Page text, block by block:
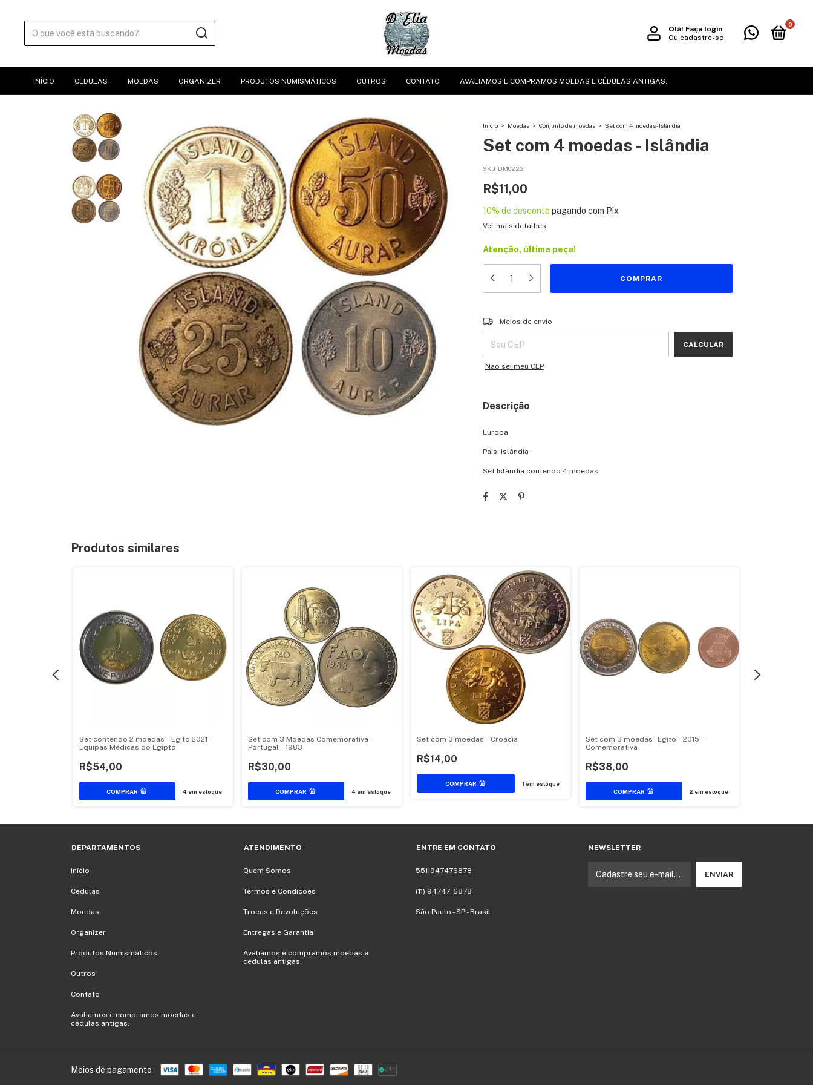
Olá! Faça login
Ou cadastre-se
0
INÍCIO CEDULAS MOEDAS ORGANIZER PRODUTOS NUMISMÁTICOS OUTROS CONTATO AVALIAMOS E COMPRAMOS MOEDAS E CÉDULAS ANTIGAS.
Início > Moedas > Conjunto de moedas > Set com 4 moedas - Islândia
Set com 4 moedas - Islândia
SKU: DM0222
R$11,00
10% de desconto pagando com Pix
Ver mais detalhes
Atenção, última peça!
Entregas para o CEP:
Meios de envio
CALCULAR
Não sei meu CEP
Descrição
Europa
Pais: Islândia
Set Islândia contendo 4 moedas
Produtos similares
Set contendo 2 moedas - Egito 2021 -
Equipas Médicas do Egipto
R$54,00
4 em estoque
Set com 3 Moedas Comemorativa -
Portugal - 1983
R$30,00
4 em estoque
Set com 3 moedas - Croácia
R$14,00
1 em estoque
Set com 3 moedas- Egito - 2015 -
Comemorativa
R$38,00
2 em estoque
DEPARTAMENTOS
Início
Cedulas
Moedas
Organizer
Produtos Numismáticos
Outros
Contato
Avaliamos e compramos moedas e
cédulas antigas.
ATENDIMENTO
Quem Somos
Termos e Condições
Trocas e Devoluções
Entregas e Garantia
Avaliamos e compramos moedas e
cédulas antigas.
ENTRE EM CONTATO
5511947476878
(11) 94747-6878
São Paulo - SP - Brasil
NEWSLETTER
Meios de pagamento